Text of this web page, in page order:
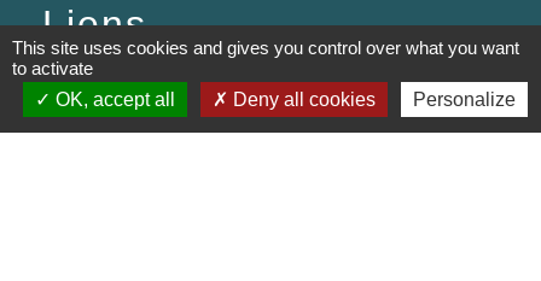
Liens
PREFECTURE DE SAÔNE ET
LOIRE
This site uses cookies and gives you control over what you want
to activate
OK, accept all
Deny all cookies Personalize